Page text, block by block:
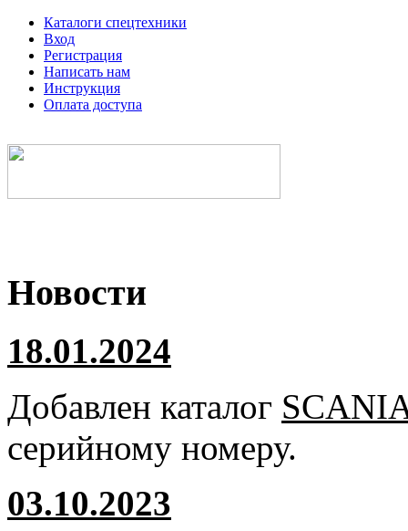
Каталоги спецтехники
Вход
Регистрация
Написать нам
Инструкция
Оплата доступа
Новости
18.01.2024
Добавлен каталог
серийному номеру.
03.10.2023